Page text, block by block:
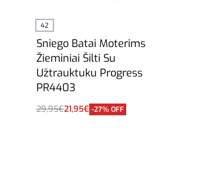
42
Sniego Batai Moterims
Žieminiai Šilti Su
Užtrauktuku Progress
PR4403
29,95€21,95€ -27% OFF